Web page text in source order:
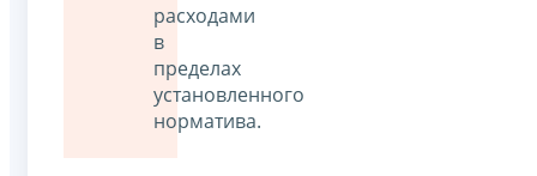
расходами
в
пределах
установленного
норматива.